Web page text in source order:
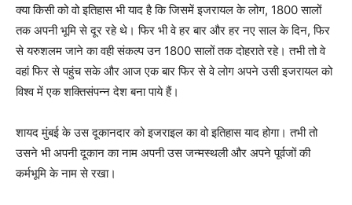
क्या किसी को वो इतिहास भी याद है कि जिसमें इजरायल के लोग, 1800 सालों
तक अपनी भूमि से दूर रहे थे। फिर भी वे हर बार और हर नए साल के दिन, फिर
से यरुशलम जाने का वही संकल्प उन 1800 सालों तक दोहराते रहे। तभी तो वे
वहां फिर से पहुंच सके और आज एक बार फिर से वे लोग अपने उसी इजरायल को
विश्व में एक शक्तिसंपन्न देश बना पाये हैं।
शायद मुंबई के उस दूकानदार को इजराइल का वो इतिहास याद होगा। तभी तो
उसने भी अपनी दूकान का नाम अपनी उस जन्मस्थली और अपने पूर्वजों की
कर्मभूमि के नाम से रखा।